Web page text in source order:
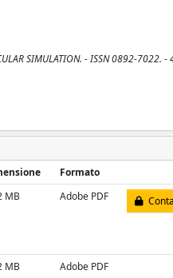
SIMULATION. - ISSN 0892-7022. -
Formato
MB Adobe PDF
MB Adobe PDF